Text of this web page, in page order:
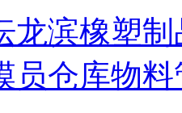
龙滨橡塑
员仓库物